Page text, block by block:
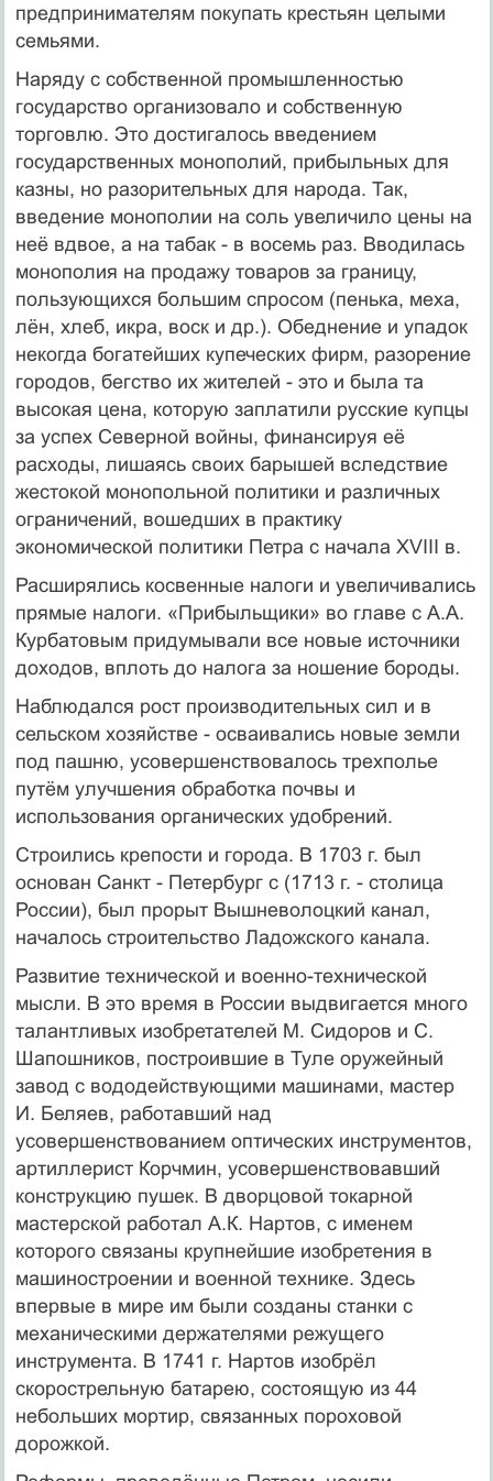
предпринимателям покупать крестьян целыми
семьями.
Наряду с собственной промышленностью
государство организовало и собственную
торговлю. Это достигалось введением
государственных монополий, прибыльных для
казны, но разорительных для народа. Так,
введение монополии на соль увеличило цены на
неё вдвое, а на табак - в восемь раз. Вводилась
монополия на продажу товаров за границу,
пользующихся большим спросом (пенька, меха,
лён, хлеб, икра, воск и др.). Обеднение и упадок
некогда богатейших купеческих фирм, разорение
городов, бегство их жителей - это и была та
высокая цена, которую заплатили русские купцы
за успех Северной войны, финансируя её
расходы, лишаясь своих барышей вследствие
жестокой монопольной политики и различных
ограничений, вошедших в практику
экономической политики Петра с начала XVIII в.
Расширялись косвенные налоги и увеличивались
прямые налоги. «Прибыльщики» во главе с А.А.
Курбатовым придумывали все новые источники
доходов, вплоть до налога за ношение бороды.
Наблюдался рост производительных сил и в
сельском хозяйстве - осваивались новые земли
под пашню, усовершенствовалось трехполье
путём улучшения обработка почвы и
использования органических удобрений.
Строились крепости и города. В 1703 г. был
основан Санкт - Петербург с (1713 г. - столица
России), был прорыт Вышневолоцкий канал,
началось строительство Ладожского канала.
Развитие технической и военно-технической
мысли. В это время в России выдвигается много
талантливых изобретателей М. Сидоров и С.
Шапошников, построившие в Туле оружейный
завод с вододействующими машинами, мастер
И. Беляев, работавший над
усовершенствованием оптических инструментов,
артиллерист Корчмин, усовершенствовавший
конструкцию пушек. В дворцовой токарной
мастерской работал А.К. Нартов, с именем
которого связаны крупнейшие изобретения в
машиностроении и военной технике. Здесь
впервые в мире им были созданы станки с
механическими держателями режущего
инструмента. В 1741 г. Нартов изобрёл
скорострельную батарею, состоящую из 44
небольших мортир, связанных пороховой
дорожкой.